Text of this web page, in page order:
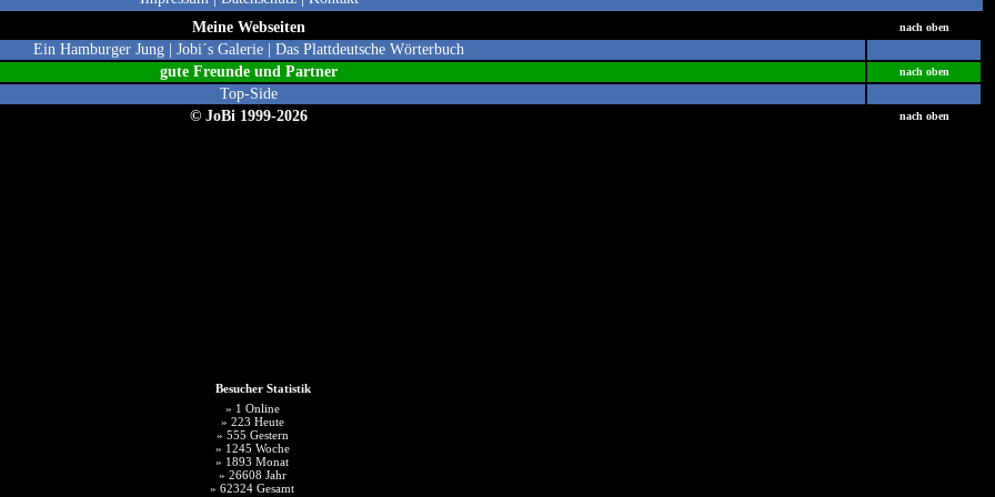
Meine Webseiten nach oben
Ein Hamburger Jung Jobi´s Galerie Das Plattdeutsche Wörterbuch
gute Freunde und Partner nach oben
Top-Side
© JoBi 1999-2026 nach oben
Besucher Statistik
» 1 Online
» 223 Heute
» 555 Gestern
» 1245 Woche
» 1893 Monat
» 26608 Jahr
» 62324 Gesamt